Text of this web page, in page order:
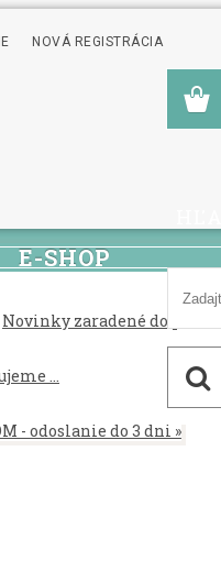
NOVÁ REGISTRÁCIA
E-SHOP
Novinky zaradené do ponuky
...
- odoslanie do 3 dni »